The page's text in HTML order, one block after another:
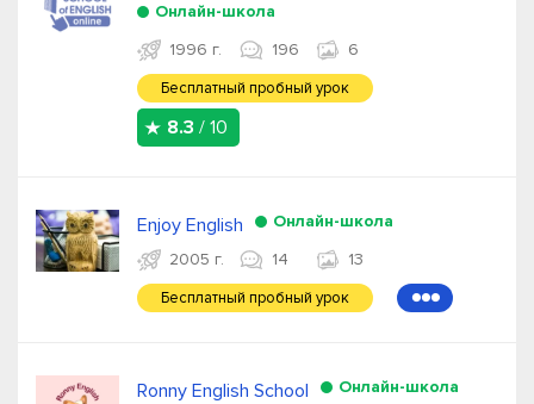
Онлайн-школа
1996 г.
196 6
Бесплатный пробный урок
8.3 / 10
Enjoy English
Онлайн-школа
2005 г.
14 13
Бесплатный пробный урок ●●●
Ronny English School
Онлайн-школа